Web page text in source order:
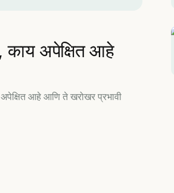
अपेक्षित आहे
आहे आणि ते खरोखर प्रभावी